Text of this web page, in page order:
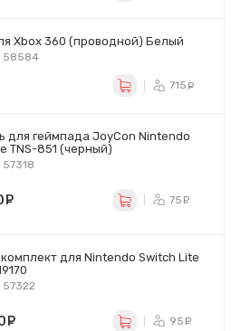
Xbox 360 (проводной) Белый
58584
715
для геймпада JoyCon Nintendo
TNS-851 (черный)
57318
75
для Nintendo Switch Lite
57322
95